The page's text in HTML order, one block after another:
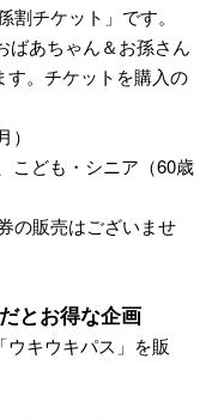
チケット」です。
ばあちゃん＆お孫さん
。チケットを購入の
こども・シニア（60歳
の販売はございませ
とお得な企画
キウキパス」を販